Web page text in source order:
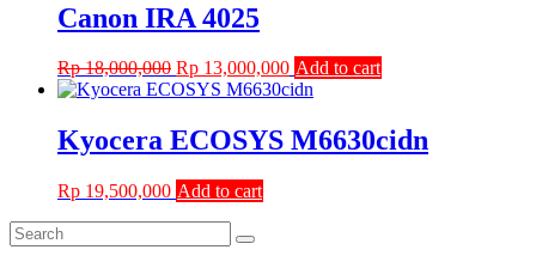
Canon IRA 4025
Rp18,000,000 Original
price
Rp 18,000,000.
Rp 13,000,000Current
price
Rp 13,000,000.
Add to cart
Kyocera ECOSYS M6630cidn
Rp 19,500,000 Add to cart